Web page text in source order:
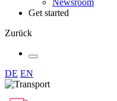
Newsroom
Get started
Zurück
DE EN